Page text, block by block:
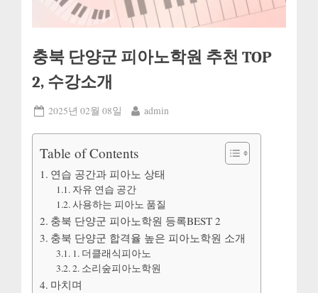
충북 단양군 피아노학원 추천 TOP
2, 수강소개
Posted
2025년 02월 08일 By
admin
Table of Contents
연습 공간과 피아노 상태
자유 연습 공간
사용하는 피아노 품질
충북 단양군 피아노학원 등록BEST 2
충북 단양군 합격율 높은 피아노학원 소개
1. 더클래식피아노
2. 소리숲피아노학원
마치며